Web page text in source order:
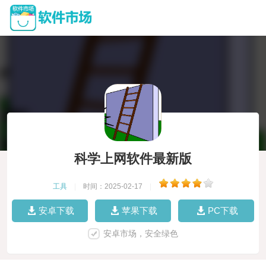
科学上网软件最新版
工具 时间：2025-02-17
安卓下载 苹果下载 PC下载
安卓市场，安全绿色